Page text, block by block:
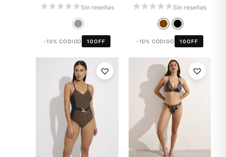
Sin reseñas
-10% CÓDIGO 10OFF
Sin reseñas
-10% CÓDIGO 10OFF